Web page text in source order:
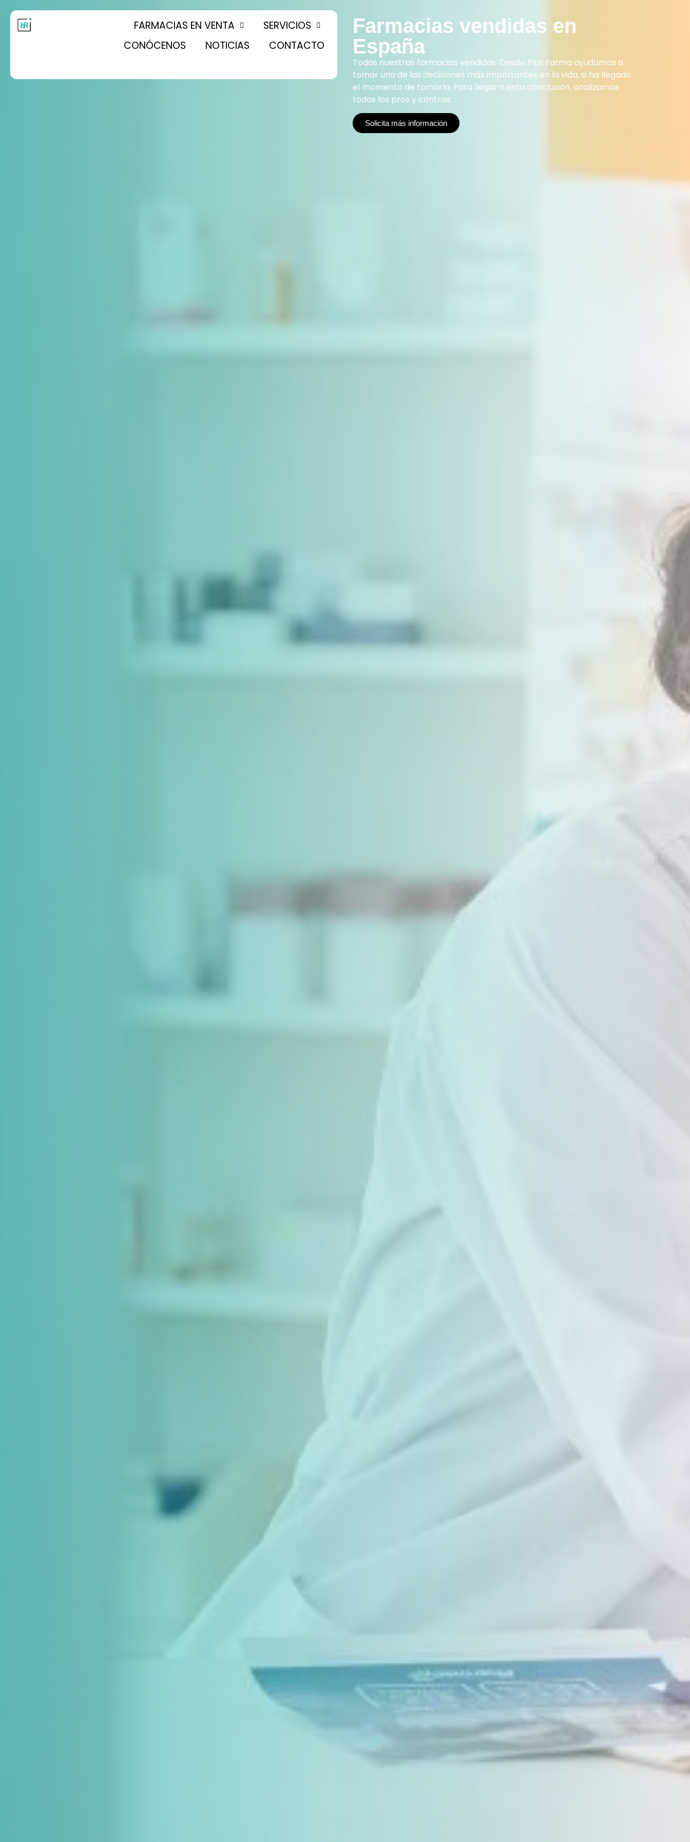
FARMACIAS EN VENTA
SERVICIOS
CONÓCENOS
NOTICIAS CONTACTO
Farmacias vendidas en
España
Todas nuestras farmacias vendidas. Desde Plus Farma ayudamos a
tomar una de las decisiones más importantes en la vida, si ha llegado
el momento de tomarla. Para llegar a esta conclusión, analizamos
todos los pros y contras.
Solicita más información